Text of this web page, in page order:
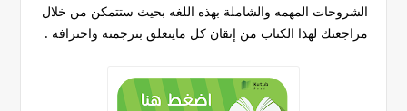
الشروحات المهمه والشاملة بهذه اللغه بحيث ستتمكن من خلال
مراجعتك لهذا الكتاب من إتقان كل مايتعلق بترجمته واحترافه .